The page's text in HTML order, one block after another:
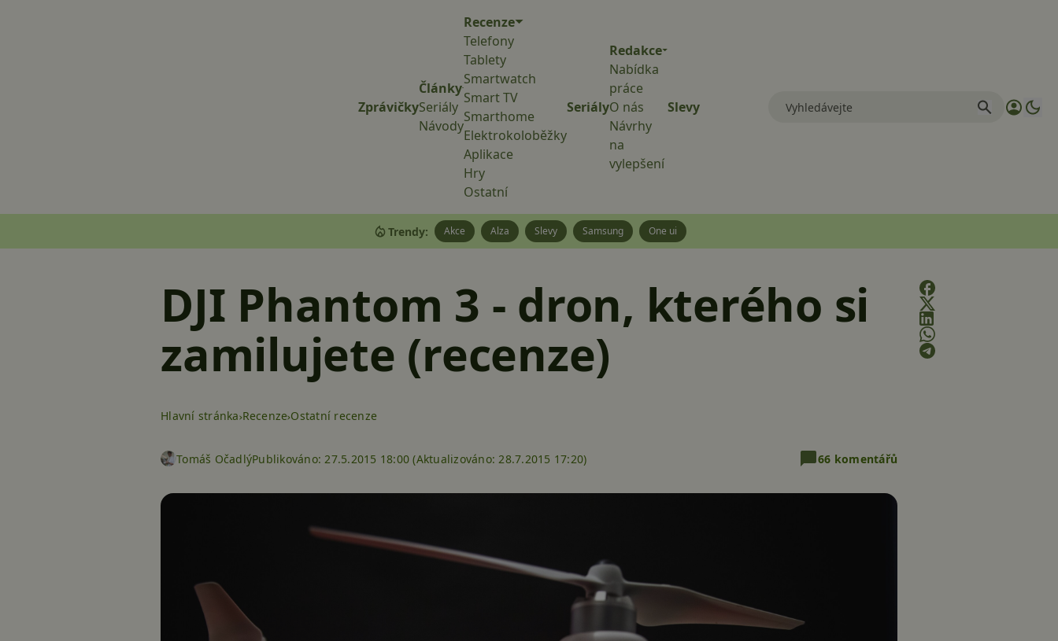
Zprávičky
Články
Seriály
Návody
Recenze
Telefony
Tablety
Smartwatch
Smart TV
Smarthome
Elektrokoloběžky
Aplikace
Hry
Ostatní
Seriály
Redakce
Nabídka
práce
O nás
Návrhy
na
vylepšení
Slevy
Trendy: Akce Alza Slevy Samsung One ui
DJI Phantom 3 - dron, kterého si
zamilujete (recenze)
Hlavní stránka Recenze Ostatní recenze
Tomáš OčadlýPublikováno: 27.5.2015 18:00 (Aktualizováno: 28.7.2015 17:20) 66 komentářů